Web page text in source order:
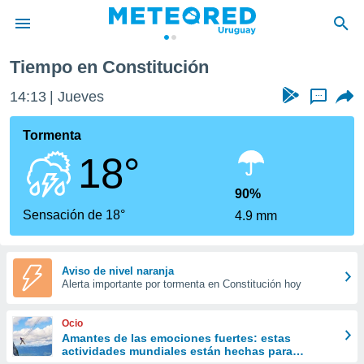
de
ha
para
que se
calidad.
a este
las
y
forma
digital
basada
Tiempo en Constitución
14:13 Jueves ...
Tormenta
18°
Sensación de 18°
90%
4.9 mm
Aviso de nivel naranja
Alerta importante por tormenta en Constitución hoy
Ocio
Amantes de las emociones fuertes: estas
actividades mundiales están hechas para